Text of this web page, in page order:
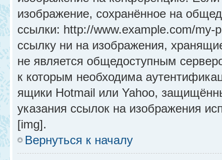
изображение, сохранённое на
ссылки: http://www.example.com/
ссылку ни на изображения,
не является общедоступным
к которым необходима
ящики Hotmail или Yahoo,
указания ссылок на изображения
[img].
Вернуться к началу